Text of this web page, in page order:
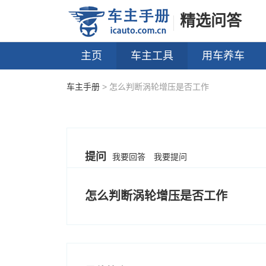
精选问答
主页 车主工具 用车养车
车主手册 > 怎么判断涡轮增压是否工作
提问 我要回答 我要提问
怎么判断涡轮增压是否工作